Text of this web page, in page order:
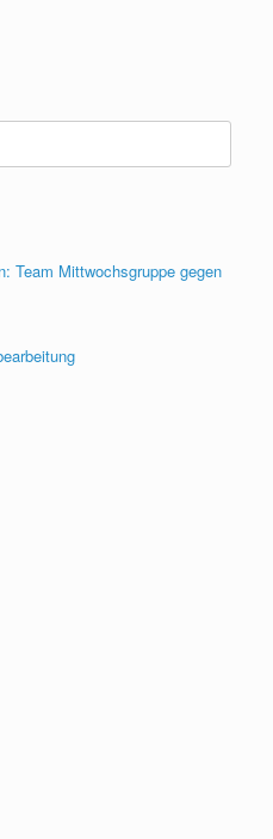
Team Mittwochsgruppe gegen